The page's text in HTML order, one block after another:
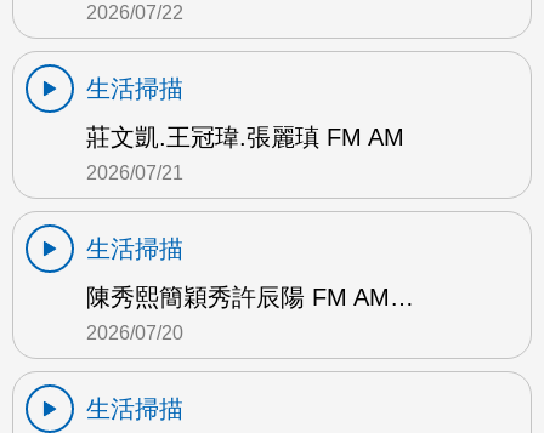
2026/07/22
生活掃描
莊文凱.王冠瑋.張麗瑱 FM AM
2026/07/21
生活掃描
陳秀熙簡穎秀許辰陽 FM AM…
2026/07/20
生活掃描